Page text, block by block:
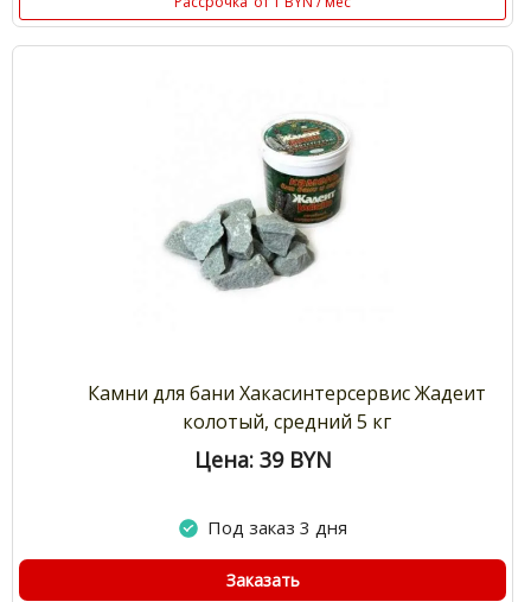
Камни для бани Хакасинтерсервис Жадеит
колотый, средний 5 кг
Цена: 39 BYN
Под заказ 3 дня
Заказать